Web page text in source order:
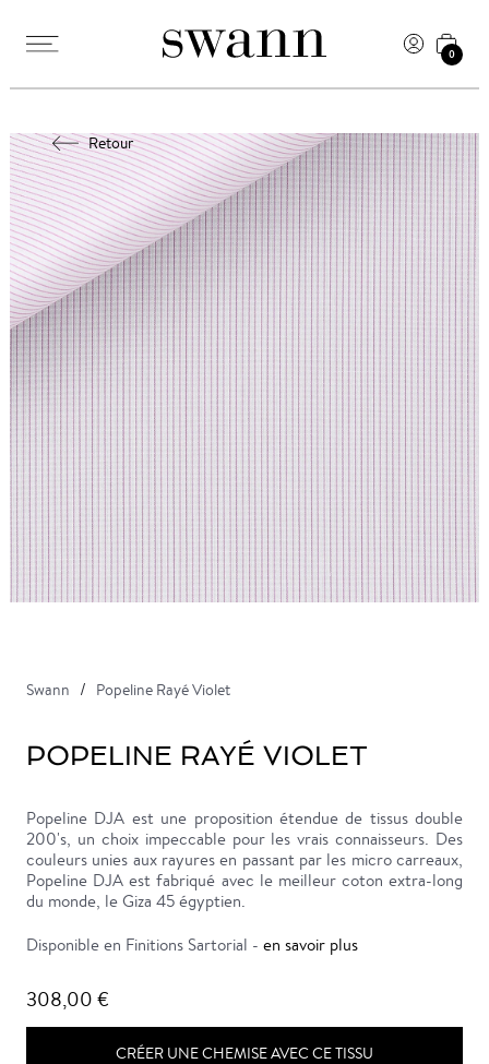
0
Retour
Swann Popeline Rayé Violet
POPELINE RAYÉ VIOLET
Popeline DJA est une proposition étendue de tissus double
200's, un choix impeccable pour les vrais connaisseurs. Des
couleurs unies aux rayures en passant par les micro carreaux,
Popeline DJA est fabriqué avec le meilleur coton extra-long
du monde, le Giza 45 égyptien.
Disponible en Finitions Sartorial - en savoir plus
308,00 €
CRÉER UNE CHEMISE AVEC CE TISSU